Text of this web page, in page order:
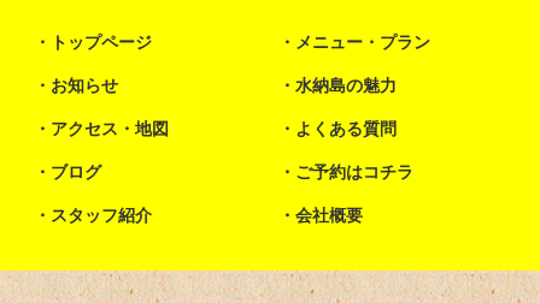
トップページ メニュー・プラン
お知らせ 水納島の魅力
アクセス・地図 よくある質問
ブログ ご予約はコチラ
スタッフ紹介 会社概要